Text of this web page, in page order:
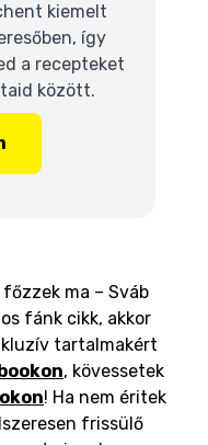
kiemelt
így
a recepteket
között.
ma – Sváb
fánk cikk, akkor
tartalmakért
, kövessetek
! Ha nem éritek
frissülő